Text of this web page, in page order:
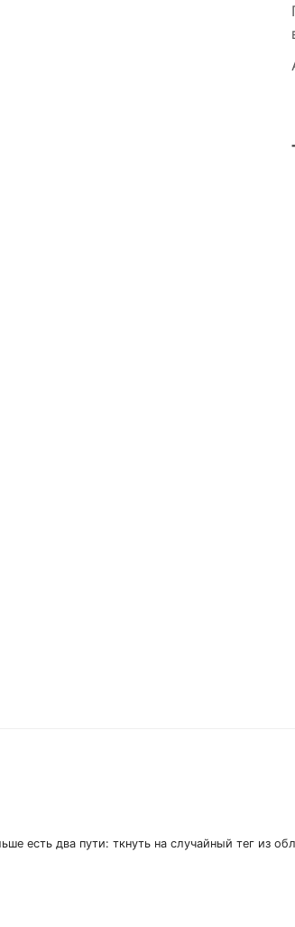
есть два пути: ткнуть на случайный тег из